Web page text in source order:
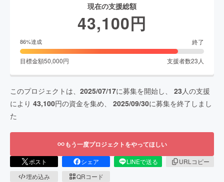
現在の支援総額
43,100円
86%達成 終了
目標金額50,000円 支援者数23 人
このプロジェクトは、 2025/07/17に募集を開始し、 23 人の支援
により 43,100円の資金を集め、 2025/09/30に募集を終了しまし
た
もう一度プロジェクトをやってほしい
ポスト シェア LINEで送る
URLコピー
埋め込み
QRコード